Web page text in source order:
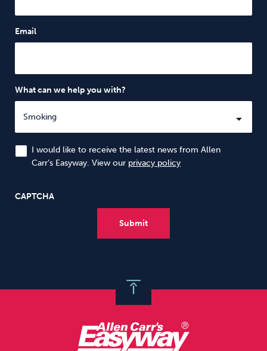
Email
What can we help you with?
I would like to receive the latest news from Allen
Carr’s Easyway. View our privacy policy
CAPTCHA